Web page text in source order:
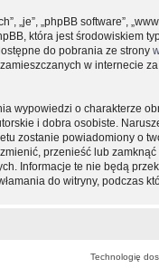
„je”, „phpBB software”,
która jest środowiskiem
do pobrania ze strony
w internecie
wypowiedzi o charakterze
i dobra osobiste.
zostanie powiadomiony o
przenieść lub
Informacje te nie będą
do witryny, podczas
Technologię